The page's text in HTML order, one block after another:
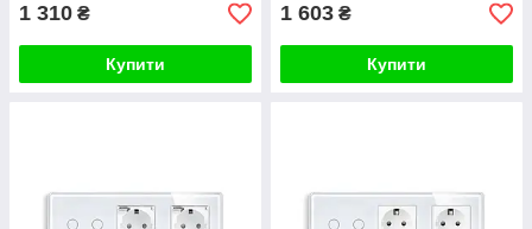
1 310 ₴
Купити
1 603 ₴
Купити